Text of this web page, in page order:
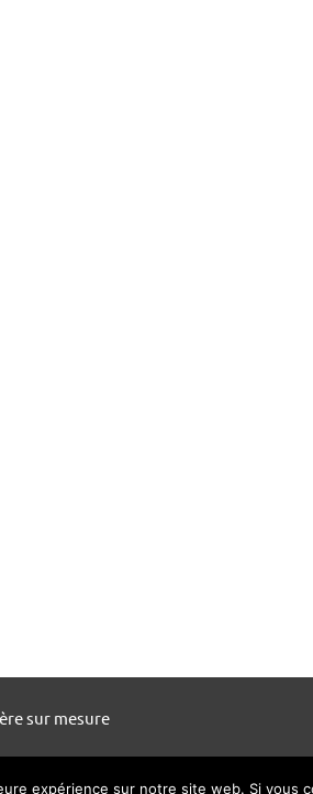
sur mesure
expérience sur notre site web. Si